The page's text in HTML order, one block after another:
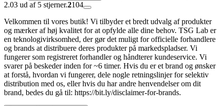
2.03 ud af 5 stjerner.2104
Velkommen til vores butik! Vi tilbyder et bredt udvalg af produkter
og mærker af høj kvalitet for at opfylde alle dine behov. TSG Lab er
en teknologivirksomhed, der gør det muligt for officielle forhandlere
og brands at distribuere deres produkter på markedspladser. Vi
fungerer som registreret forhandler og håndterer kundeservice. Vi
svarer på beskeder inden for ~6 timer. Hvis du er et brand og ønsker
at forstå, hvordan vi fungerer, dele nogle retningslinjer for selektiv
distribution med os, eller hvis du har andre henvendelser om dit
brand, bedes du gå til: https://bit.ly/disclaimer-for-brands.